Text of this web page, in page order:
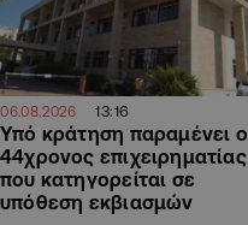
06.08.2026 13:16
Υπό κράτηση παραμένει ο
44χρονος επιχειρηματίας
που κατηγορείται σε
υπόθεση εκβιασμών